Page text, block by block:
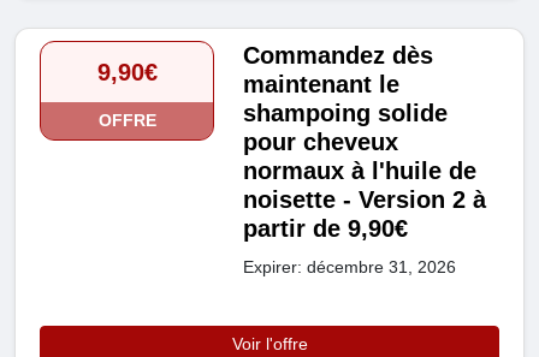
9,90€
OFFRE
Commandez dès
maintenant le
shampoing solide
pour cheveux
normaux à l'huile de
noisette - Version 2 à
partir de 9,90€
Expirer: décembre 31, 2026
Voir l'offre